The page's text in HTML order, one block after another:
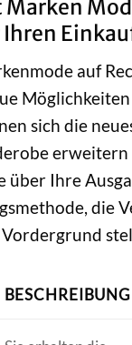
Marken
auf
sich die
erweitern
über Ihre
die
BESCHREIBUNG